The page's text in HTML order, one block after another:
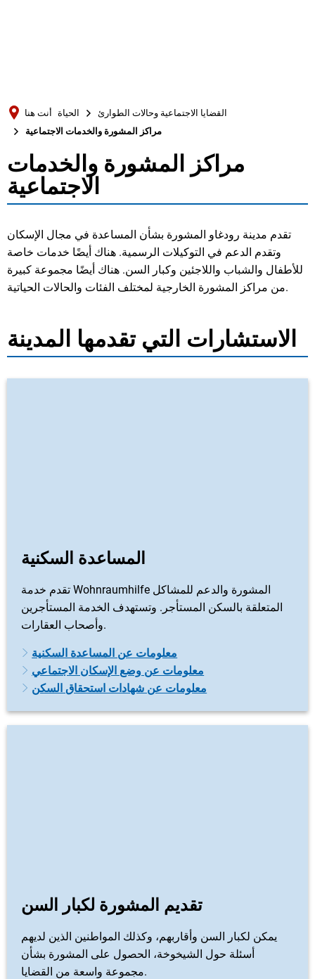
Русский
MENÜ
أنت هنا الحياة
القضايا الاجتماعية وحالات الطوارئ
مراكز المشورة والخدمات الاجتماعية
مراكز
المشورة
والخدمات
الاجتماعية
مراكز المشورة والخدمات
الاجتماعية
تقدم مدينة رودغاو المشورة بشأن المساعدة في مجال الإسكان
وتقدم الدعم في التوكيلات الرسمية. هناك أيضًا خدمات خاصة
للأطفال والشباب واللاجئين وكبار السن. هناك أيضًا مجموعة كبيرة
من مراكز المشورة الخارجية لمختلف الفئات والحالات الحياتية.
الاستشارات التي تقدمها المدينة
المساعدة السكنية
تقدم خدمة Wohnraumhilfe المشورة والدعم للمشاكل
المتعلقة بالسكن المستأجر. وتستهدف الخدمة المستأجرين
وأصحاب العقارات.
معلومات عن المساعدة السكنية
معلومات عن وضع الإسكان الاجتماعي
معلومات عن شهادات استحقاق السكن
تقديم المشورة لكبار السن
يمكن لكبار السن وأقاربهم، وكذلك المواطنين الذين لديهم
أسئلة حول الشيخوخة، الحصول على المشورة بشأن
مجموعة واسعة من القضايا.